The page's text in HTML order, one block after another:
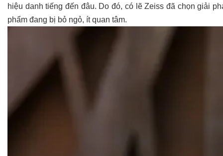
hiệu danh tiếng đến đâu. Do đó, có lẽ Zeiss đã chọn giải
phẩm đang bị bỏ ngỏ, ít quan tâm.